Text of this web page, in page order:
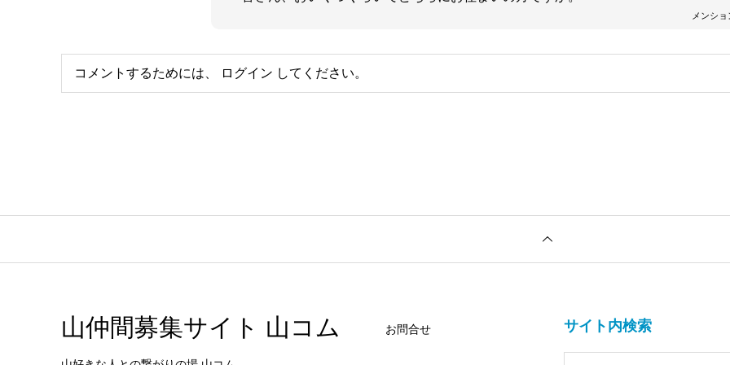
メンショ
コメントするためには、 ログイン してください。
山仲間募集サイト 山コム お問合せ サイト内検索